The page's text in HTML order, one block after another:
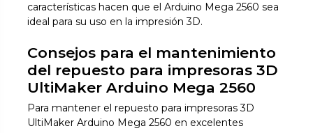
características hacen que el Arduino Mega 2560 sea
ideal para su uso en la impresión 3D.
Consejos para el mantenimiento
del repuesto para impresoras 3D
UltiMaker Arduino Mega 2560
Para mantener el repuesto para impresoras 3D
UltiMaker Arduino Mega 2560 en excelentes